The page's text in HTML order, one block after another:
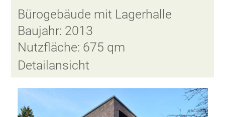
Bürogebäude mit Lagerhalle
Baujahr: 2013
Nutzfläche: 675 qm
Detailansicht